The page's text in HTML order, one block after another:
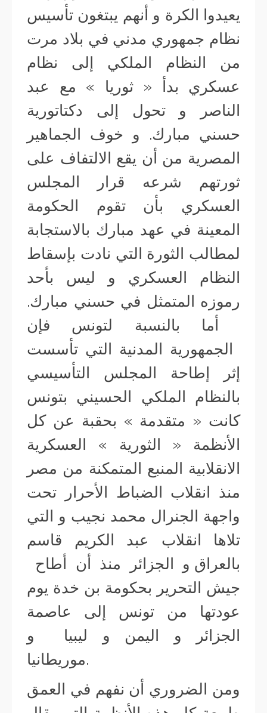
يعيدوا الكرة و أنهم يبتغون تأسيس
نظام جمهوري مدني في بلاد مرت
من النظام الملكي إلى نظام
عسكري بدأ « ثوريا » مع عبد
الناصر و تحول إلى دكتاتورية
حسني مبارك. و خوف الجماهير
المصرية من أن يقع الالتفاف على
ثورتهم شرعه قرار المجلس
العسكري بأن تقوم الحكومة
المعينة في عهد مبارك بالاستجابة
لمطالب الثورة التي نادت بإسقاط
النظام العسكري و ليس بأحد
رموزه المتمثل في حسني مبارك.
أما بالنسبة لتونس فإن
الجمهورية المدنية التي تأسست
إثر إطاحة المجلس التأسيسي
بالنظام الملكي الحسيني بتونس
كانت « متقدمة » بحقبة عن كل
الأنظمة « الثورية » العسكرية
الانقلابية المنبع المتمكنة من مصر
منذ انقلاب الضباط الأحرار تحت
واجهة الجنرال محمد نجيب و التي
تلاها انقلاب عبد الكريم قاسم
بالعراق و الجزائر منذ أن أطاح
جيش التحرير بحكومة بن خدة يوم
عودتها من تونس إلى عاصمة
الجزائر و اليمن و ليبيا و
موريطانيا.
ومن الضروري أن نفهم في العمق